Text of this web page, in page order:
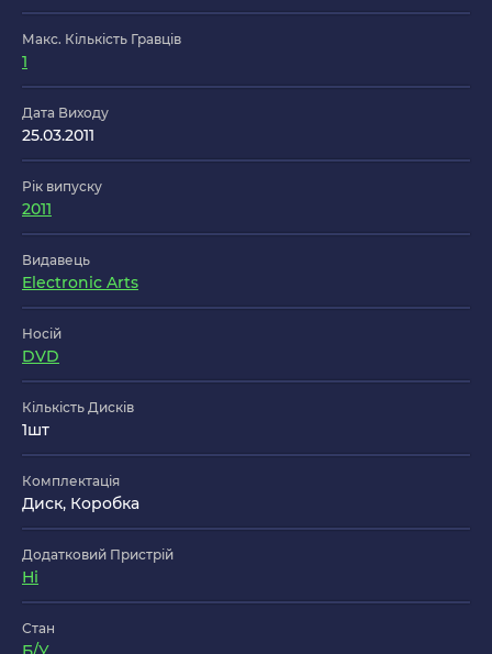
Макс. Кількість Гравців
1
Дата Виходу
25.03.2011
Рік випуску
2011
Видавець
Electronic Arts
Носій
DVD
Кількість Дисків
1шт
Комплектація
Диск, Коробка
Додатковий Пристрій
Ні
Стан